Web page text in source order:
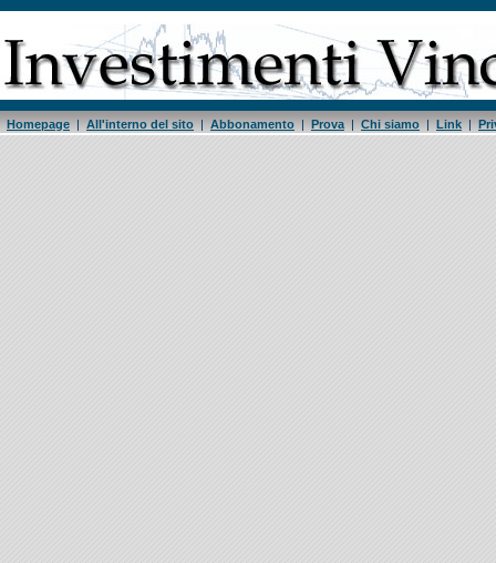
Homepage|All'interno del sito|Abbonamento|Prova|Chi siamo|Link|